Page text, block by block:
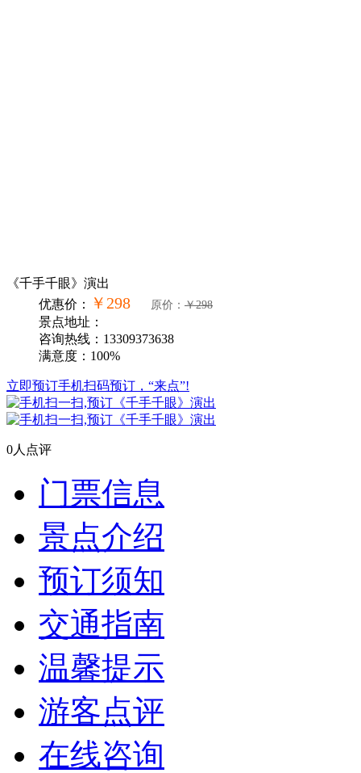
《千手千眼》演出
优惠价：
￥298 原价： ￥298
景点地址：
咨询热线：13309373638
满意度：100%
立即预订手机扫码预订，“来点”!
0人点评
门票信息
景点介绍
预订须知
交通指南
温馨提示
游客点评
在线咨询